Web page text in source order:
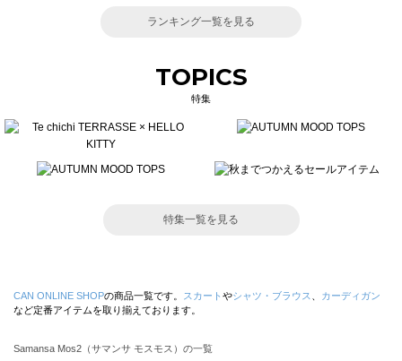
ランキング一覧を見る
TOPICS
特集
特集一覧を見る
CAN ONLINE SHOPの商品一覧です。 スカート やシャツ・ブラウス
カーディガン
など定番アイテムを取り揃えております。
Samansa Mos2（サマンサ モスモス）の一覧